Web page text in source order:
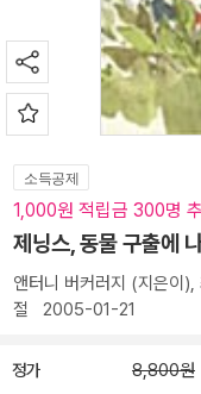
소득공제
1,000원 적립금 300명
제닝스, 동물 구출에
앤터니 버커러지 (지은이),
절 2005-01-21
정가 8,800원